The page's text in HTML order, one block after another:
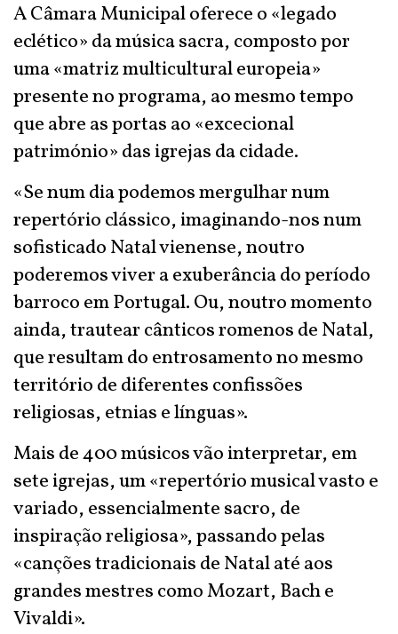
A Câmara Municipal oferece o «legado
eclético» da música sacra, composto por
uma «matriz multicultural europeia»
presente no programa, ao mesmo tempo
que abre as portas ao «excecional
património» das igrejas da cidade.
«Se num dia podemos mergulhar num
repertório clássico, imaginando-nos num
sofisticado Natal vienense, noutro
poderemos viver a exuberância do período
barroco em Portugal. Ou, noutro momento
ainda, trautear cânticos romenos de Natal,
que resultam do entrosamento no mesmo
território de diferentes confissões
religiosas, etnias e línguas».
Mais de 400 músicos vão interpretar, em
sete igrejas, um «repertório musical vasto e
variado, essencialmente sacro, de
inspiração religiosa», passando pelas
«canções tradicionais de Natal até aos
grandes mestres como Mozart, Bach e
Vivaldi».